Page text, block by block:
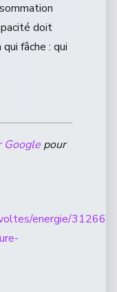
doit
fâche : qui
Google pour
energie/